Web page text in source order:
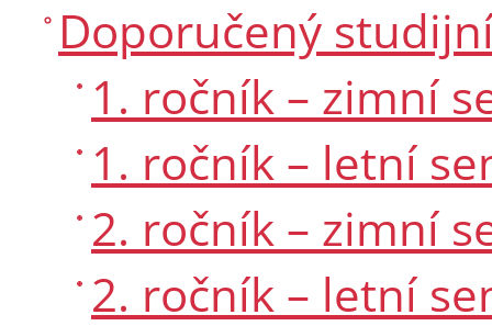
Doporučený
1. ročník – zimní
1. ročník – letní
2. ročník – zimní
2. ročník – letní